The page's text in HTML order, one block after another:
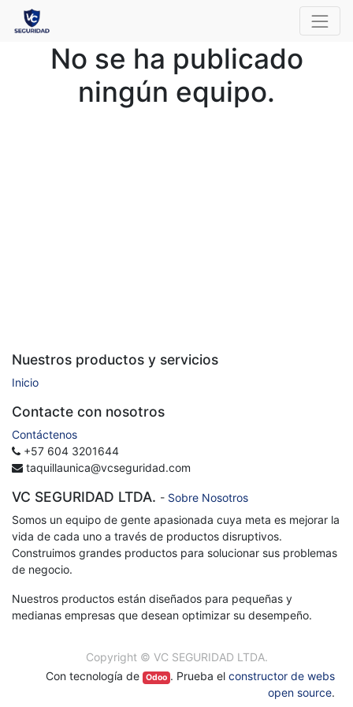
No se ha publicado
ningún equipo.
Nuestros productos y servicios
Inicio
Contacte con nosotros
Contáctenos
+57 604 3201644
taquillaunica@vcseguridad.com
VC SEGURIDAD LTDA. - Sobre Nosotros
Somos un equipo de gente apasionada cuya meta es mejorar la
vida de cada uno a través de productos disruptivos.
Construimos grandes productos para solucionar sus problemas
de negocio.
Nuestros productos están diseñados para pequeñas y
medianas empresas que desean optimizar su desempeño.
Copyright © VC SEGURIDAD LTDA.
Con tecnología de
Odoo . Prueba el constructor de webs
open source.